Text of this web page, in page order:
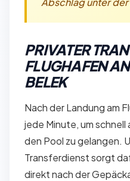
PRIVATER
FLUGHAFEN
BELEK
Nach der Landung am
jede Minute, um
den Pool zu gelangen.
Transferdienst sorgt
direkt nach der